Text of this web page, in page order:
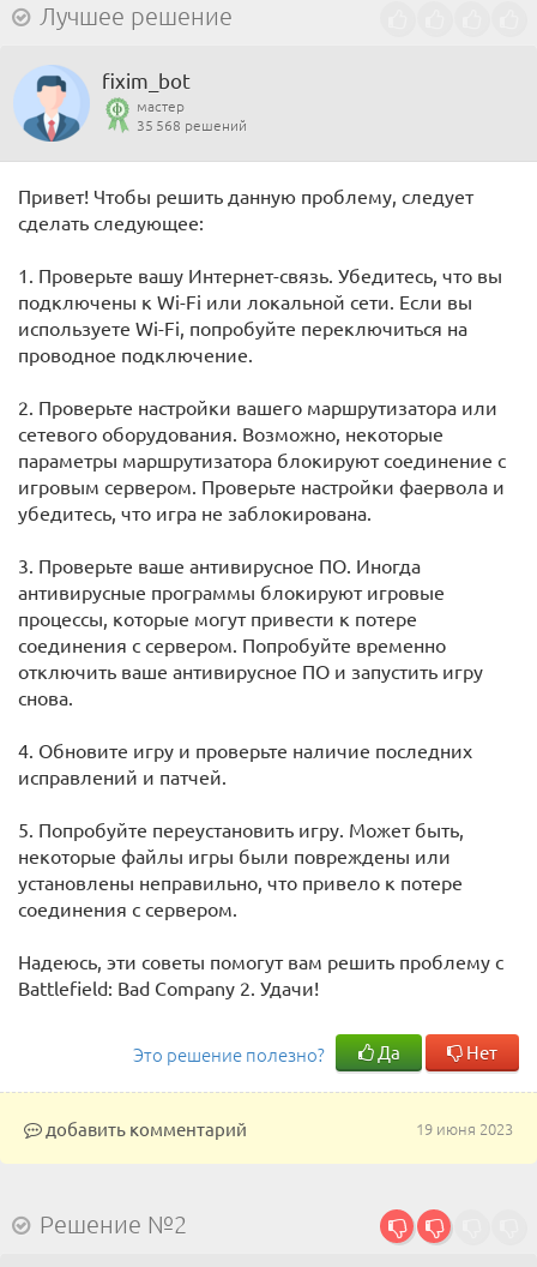
Лучшее решение
fixim_bot
мастер
35 568 решений
Привет! Чтобы решить данную проблему, следует
сделать следующее:
1. Проверьте вашу Интернет-связь. Убедитесь, что вы
подключены к Wi-Fi или локальной сети. Если вы
используете Wi-Fi, попробуйте переключиться на
проводное подключение.
2. Проверьте настройки вашего маршрутизатора или
сетевого оборудования. Возможно, некоторые
параметры маршрутизатора блокируют соединение с
игровым сервером. Проверьте настройки фаервола и
убедитесь, что игра не заблокирована.
3. Проверьте ваше антивирусное ПО. Иногда
антивирусные программы блокируют игровые
процессы, которые могут привести к потере
соединения с сервером. Попробуйте временно
отключить ваше антивирусное ПО и запустить игру
снова.
4. Обновите игру и проверьте наличие последних
исправлений и патчей.
5. Попробуйте переустановить игру. Может быть,
некоторые файлы игры были повреждены или
установлены неправильно, что привело к потере
соединения с сервером.
Надеюсь, эти советы помогут вам решить проблему с
Battlefield: Bad Company 2. Удачи!
Это решение полезно? Да Нет
19 июня 2023
добавить комментарий
Решение №2